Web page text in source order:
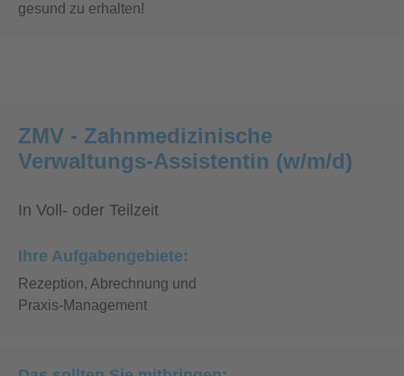
gesund zu erhalten!
ZMV - Zahnmedizinische
Verwaltungs-Assistentin (w/m/d)
In Voll- oder Teilzeit
Ihre Aufgabengebiete:
Rezeption, Abrechnung und
Praxis-Management